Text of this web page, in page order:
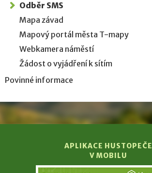
Odběr SMS
Mapa závad
Mapový portál města T-mapy
Webkamera náměstí
Žádost o vyjádření k sítím
Povinné informace
APLIKACE HUSTOPEČE
V MOBILU